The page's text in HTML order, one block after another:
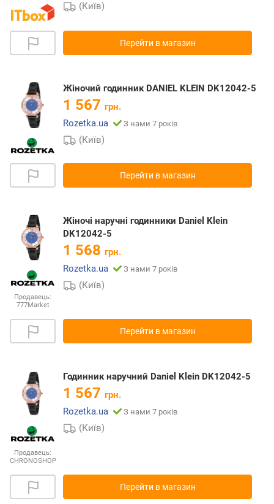
(Київ)
Перейти в магазин
Жіночий годинник DANIEL KLEIN DK12042-5
1 567 грн.
Rozetka.ua
З нами 7 років
(Київ)
Перейти в магазин
Продавець:
777Market
Жіночі наручні годинники Daniel Klein
DK12042-5
1 568 грн.
Rozetka.ua
З нами 7 років
(Київ)
Перейти в магазин
Продавець:
CHRONOSHOP
Годинник наручний Daniel Klein DK12042-5
1 567 грн.
Rozetka.ua
З нами 7 років
(Київ)
Перейти в магазин